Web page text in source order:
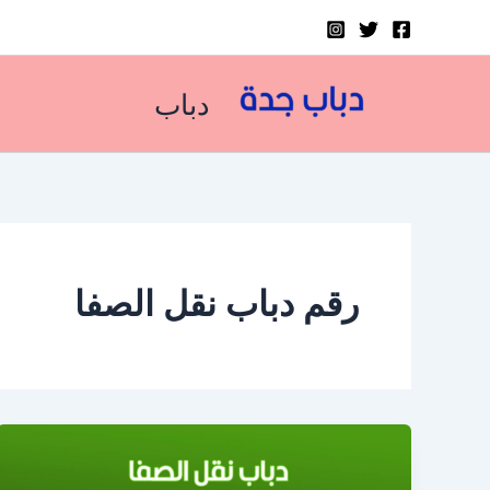
دباب
رقم دباب نقل الصفا